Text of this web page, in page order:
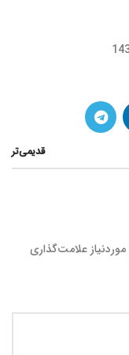
قدیمی‌تر
علامت‌گذاری